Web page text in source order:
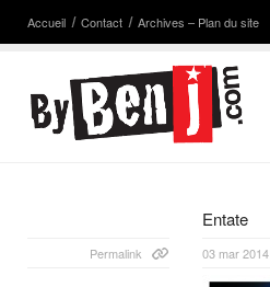
Accueil Contact Archives – Plan du site
Entate
Permalink 03 mar 2014